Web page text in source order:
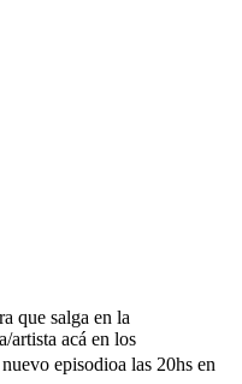
que salga en la
artista acá en los
episodioa las 20hs en